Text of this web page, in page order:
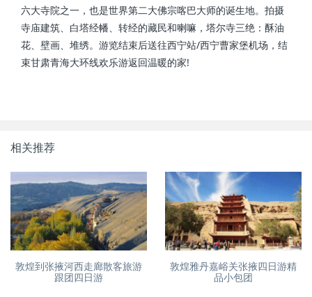
六大寺院之一，也是世界第二大佛宗喀巴大师的诞生地。拍摄
寺庙建筑、白塔经幡、转经的藏民和喇嘛，塔尔寺三绝：酥油
花、壁画、堆绣。游览结束后送往西宁站/西宁曹家堡机场，结
束甘肃青海大环线欢乐游返回温暖的家!
相关推荐
敦煌到张掖河西走廊散客旅游
跟团四日游
敦煌雅丹嘉峪关张掖四日游精
品小包团